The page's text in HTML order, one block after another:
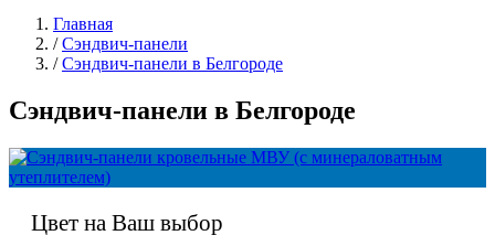
Главная
/ Сэндвич-панели
/ Сэндвич-панели в Белгороде
Сэндвич-панели в Белгороде
Цвет на Ваш выбор